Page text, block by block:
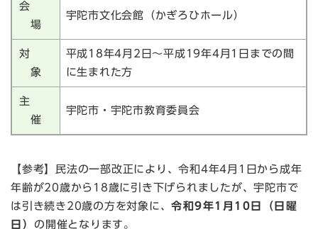
会
場
宇陀市文化会館（かぎろひホール）
対
象
平成18年4月2日～平成19年4月1日までの間
に生まれた方
主
催
宇陀市・宇陀市教育委員会
【参考】民法の一部改正により、令和4年4月1日から成年
年齢が20歳から18歳に引き下げられましたが、宇陀市で
は引き続き20歳の方を対象に、令和9年1月10日（日曜
日） の開催となります。